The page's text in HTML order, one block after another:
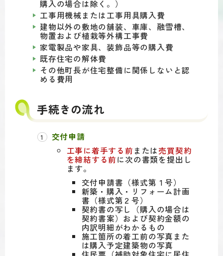
購入の場合は除く。）
工事用機械または工事用具購入費
建物以外の敷地の舗装、車庫、融雪槽、
物置および植栽等外構工事費
家電製品や家具、装飾品等の購入費
既存住宅の解体費
その他町長が住宅整備に関係しないと認
める費用
手続きの流れ
交付申請
工事に着手する前 または売買契約
を締結する前に次の書類を提出し
ます。
交付申請書（様式第１号）
新築・購入・リフォーム計画
書（様式第２号）
契約書の写し（購入の場合は
契約書案）および契約金額の
内訳明細がわかるもの
施工箇所の着工前の写真また
は購入予定建築物の写真